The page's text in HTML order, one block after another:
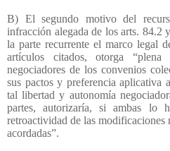
B) El segundo motivo del
infracción alegada de los arts. 84.2
la parte recurrente el marco legal
artículos citados, otorga
negociadores de los convenios
sus pactos y preferencia aplicativa
tal libertad y autonomía
partes, autorizaría, si ambas lo
retroactividad de las
acordadas”.